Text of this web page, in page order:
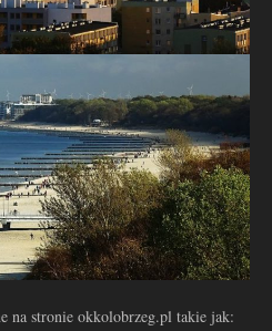
na stronie okkolobrzeg.pl takie jak: